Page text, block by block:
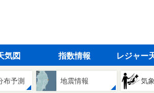
気図 指数情報 レジャー
布予測 地震情報 気